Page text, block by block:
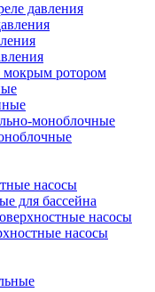
давления
мокрым ротором
моноблочные
насосы
для бассейна
насосы
насосы